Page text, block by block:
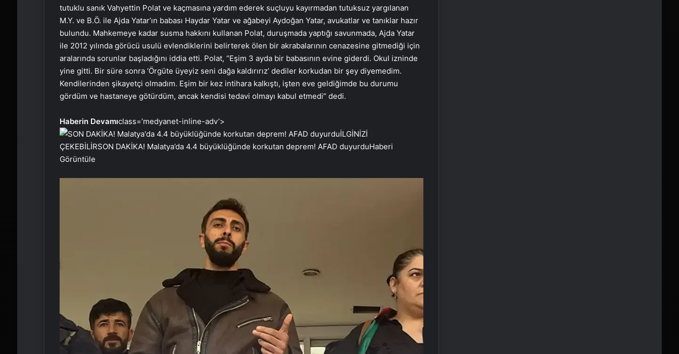
tutuklu sanık Vahyettin Polat ve kaçmasına yardım ederek suçluyu kayırmadan tutuksuz yargılanan
M.Y. ve B.Ö. ile Ajda Yatar’ın babası Haydar Yatar ve ağabeyi Aydoğan Yatar, avukatlar ve tanıklar hazır
bulundu. Mahkemeye kadar susma hakkını kullanan Polat, duruşmada yaptığı savunmada, Ajda Yatar
ile 2012 yılında görücü usulü evlendiklerini belirterek ölen bir akrabalarının cenazesine gitmediği için
aralarında sorunlar başladığını iddia etti. Polat, “Eşim 3 ayda bir babasının evine giderdi. Okul izninde
yine gitti. Bir süre sonra ‘Örgüte üyeyiz seni dağa kaldırırız’ dediler korkudan bir şey diyemedim.
Kendilerinden şikayetçi olmadım. Eşim bir kez intihara kalkıştı, işten eve geldiğimde bu durumu
gördüm ve hastaneye götürdüm, ancak kendisi tedavi olmayı kabul etmedi” dedi.
Haberin Devamıclass=’medyanet-inline-adv’>
İLGİNİZİ
ÇEKEBİLİRSON DAKİKA! Malatya’da 4.4 büyüklüğünde korkutan deprem! AFAD duyurduHaberi
Görüntüle